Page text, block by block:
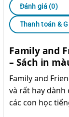
Đánh giá (0)
Thanh toán &
Family and
– Sách in
Family and
và rất hay dành
các con học